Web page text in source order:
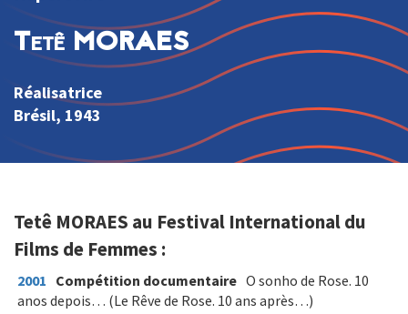
Tetê MORAES
Réalisatrice
Brésil, 1943
Tetê MORAES au Festival International du
Films de Femmes :
2001 Compétition documentaire O sonho de Rose. 10
anos depois… (Le Rêve de Rose. 10 ans après…)